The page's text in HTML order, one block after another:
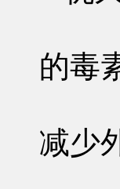
的毒
减少